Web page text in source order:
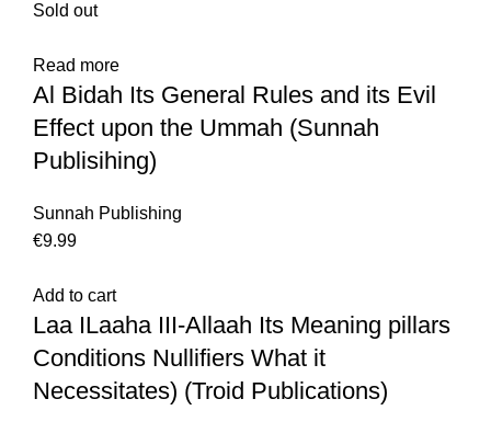
Sold out
Read more
Al Bidah Its General Rules and its Evil
Effect upon the Ummah (Sunnah
Publisihing)
Sunnah Publishing
€
Add to cart
Laa ILaaha III-Allaah Its Meaning pillars
Conditions Nullifiers What it
Necessitates) (Troid Publications)